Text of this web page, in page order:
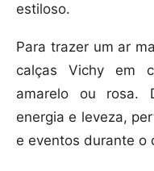
estiloso.
Para trazer um ar
calças Vichy em
amarelo ou rosa.
energia e leveza,
e eventos durante o